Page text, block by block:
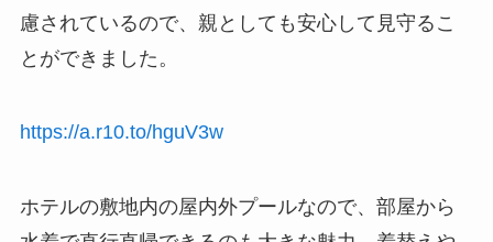
慮されているので、親としても安心して見守るこ
とができました。
https://a.r10.to/hguV3w
ホテルの敷地内の屋内外プールなので、部屋から